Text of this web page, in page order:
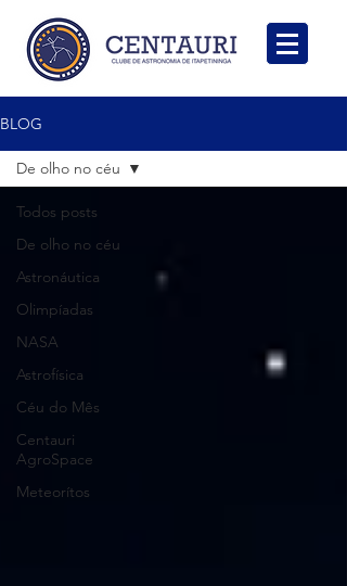
BLOG
Todos posts
De olho no céu
Astronáutica
Olimpíadas
NASA
Astrofísica
Céu do Mês
Centauri
AgroSpace
Meteorítos
De olho no céu